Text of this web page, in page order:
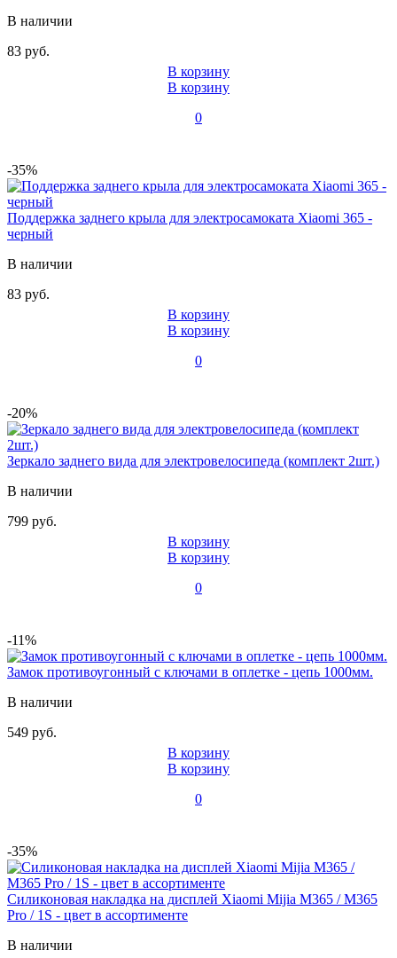
В наличии
83 руб.
В корзину
В корзину
0
-35%
Поддержка заднего крыла для электросамоката Xiaomi 365 -
черный
В наличии
83 руб.
В корзину
В корзину
0
-20%
Зеркало заднего вида для электровелосипеда (комплект 2шт.)
В наличии
799 руб.
В корзину
В корзину
0
-11%
Замок противоугонный с ключами в оплетке - цепь 1000мм.
В наличии
549 руб.
В корзину
В корзину
0
-35%
Силиконовая накладка на дисплей Xiaomi Mijia M365 / M365
Pro / 1S - цвет в ассортименте
В наличии